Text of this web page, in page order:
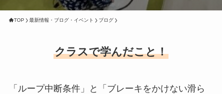
TOP 最新情報・ブログ・イベント ブログ
クラスで学んだこと！
「ループ中断条件」と「ブレーキをかけない滑ら